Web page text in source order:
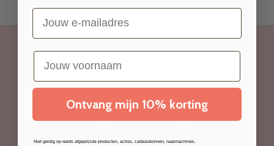
Volg ons
Email
voornaam
Ontvang mijn 10% korting
Niet geldig op reeds afgeprijsde producten, acties, cadeaubonnen, naaimachines.